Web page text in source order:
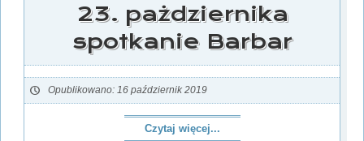
23. pażdziernika
spotkanie Barbar
Opublikowano: 16 październik 2019
Czytaj więcej...